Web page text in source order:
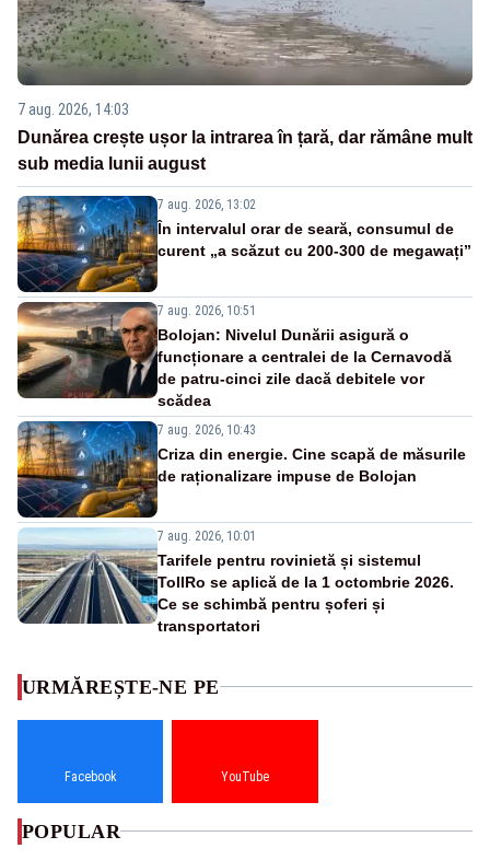
7 aug. 2026, 14:03
Dunărea crește ușor la intrarea în țară, dar rămâne mult
sub media lunii august
7 aug. 2026, 13:02
În intervalul orar de seară, consumul de
curent „a scăzut cu 200-300 de megawați”
7 aug. 2026, 10:51
Bolojan: Nivelul Dunării asigură o
funcționare a centralei de la Cernavodă
de patru-cinci zile dacă debitele vor
scădea
7 aug. 2026, 10:43
Criza din energie. Cine scapă de măsurile
de raționalizare impuse de Bolojan
7 aug. 2026, 10:01
Tarifele pentru rovinietă și sistemul
TollRo se aplică de la 1 octombrie 2026.
Ce se schimbă pentru șoferi și
transportatori
URMĂREȘTE-NE PE
Facebook YouTube
POPULAR